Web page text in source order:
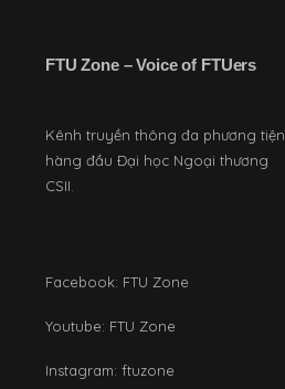
FTU Zone – Voice of FTUers
Kênh truyền thông đa phương tiện
hàng đầu Đại học Ngoại thương
CSII.
Facebook: FTU Zone
Youtube: FTU Zone
Instagram: ftuzone